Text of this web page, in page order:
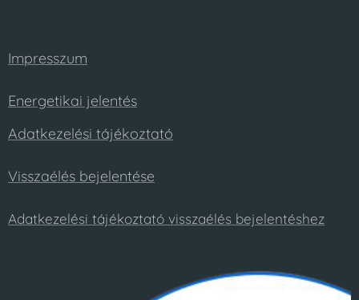
Impresszum
Energetikai jelentés
Adatkezelési tájékoztató
Visszaélés bejelentése
Adatkezelési tájékoztató visszaélés bejelentéshez